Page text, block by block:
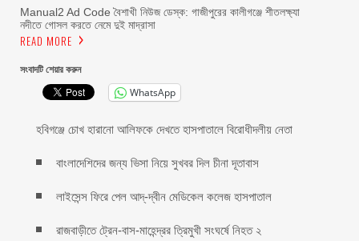
Manual2 Ad Code বৈশাখী নিউজ ডেস্ক: গাজীপুরের কালীগঞ্জে শীতলক্ষ্যা
নদীতে গোসল করতে নেমে দুই মাদ্রাসা
READ MORE
সংবাদটি শেয়ার করুন
WhatsApp
হবিগঞ্জে চোখ হারানো আলিফকে দেখতে হাসপাতালে বিরোধীদলীয় নেতা
বাংলাদেশিদের জন্য ভিসা নিয়ে সুখবর দিল চীনা দূতাবাস
লাইসেন্স ফিরে পেল আদ্-দ্বীন মেডিকেল কলেজ হাসপাতাল
রাজবাড়ীতে ট্রেন-বাস-মাহেন্দ্রর ত্রিমুখী সংঘর্ষে নিহত ২